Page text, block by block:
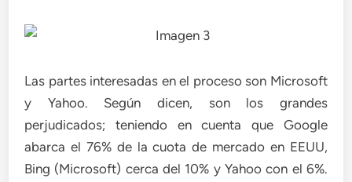
Las partes interesadas en el proceso son Microsoft
y Yahoo. Según dicen, son los grandes
perjudicados; teniendo en cuenta que Google
abarca el 76% de la cuota de mercado en EEUU,
Bing (Microsoft) cerca del 10% y Yahoo con el 6%.